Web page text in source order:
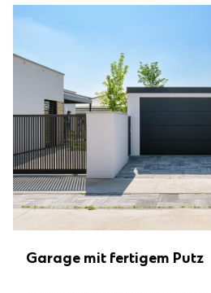
Garage mit fertigem Putz